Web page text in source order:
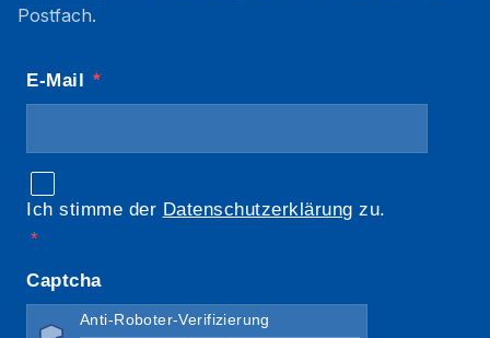
Postfach.